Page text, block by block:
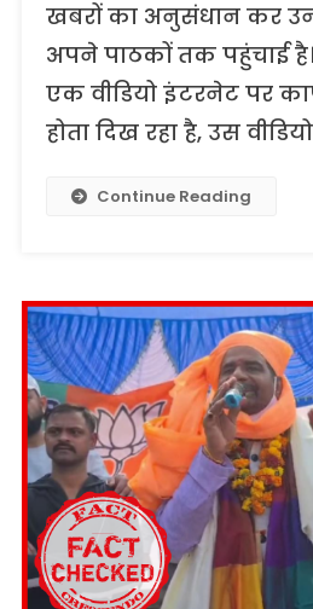
खबरों का अनुसंधान कर
अपने पाठकों तक पहुंचाई
एक वीडियो इंटरनेट पर
होता दिख रहा है, उस
Continue Reading